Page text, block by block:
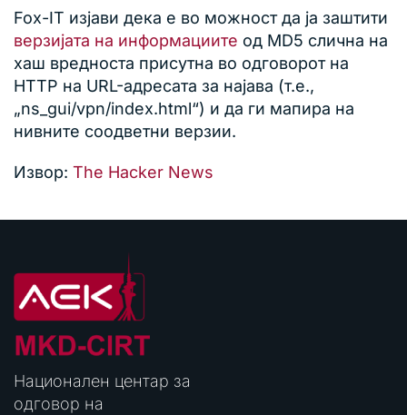
Fox-IT изјави дека е во можност да ја заштити
верзијата на информациите од MD5 слична на
хаш вредноста присутна во одговорот на
HTTP на URL-адресата за најава (т.е.,
„ns_gui/vpn/index.html“) и да ги мапира на
нивните соодветни верзии.
Извор: The Hacker News
Национален центар за
одговор на